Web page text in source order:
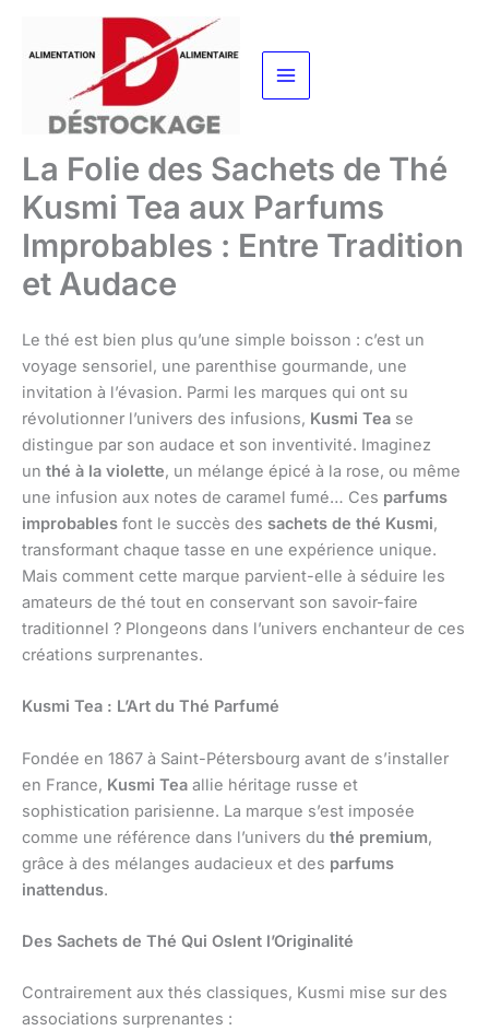
contenu
La Folie des Sachets de Thé
Kusmi Tea aux Parfums
Improbables : Entre Tradition
et Audace
Le thé est bien plus qu’une simple boisson : c’est un
voyage sensoriel, une parenthise gourmande, une
invitation à l’évasion. Parmi les marques qui ont su
révolutionner l’univers des infusions, Kusmi Tea se
distingue par son audace et son inventivité. Imaginez
un thé à la violette, un mélange épicé à la rose, ou même
une infusion aux notes de caramel fumé… Ces parfums
improbables font le succès des sachets de thé Kusmi,
transformant chaque tasse en une expérience unique.
Mais comment cette marque parvient-elle à séduire les
amateurs de thé tout en conservant son savoir-faire
traditionnel ? Plongeons dans l’univers enchanteur de ces
créations surprenantes.
Kusmi Tea : L’Art du Thé Parfumé
Fondée en 1867 à Saint-Pétersbourg avant de s’installer
en France, Kusmi Tea allie héritage russe et
sophistication parisienne. La marque s’est imposée
comme une référence dans l’univers du thé premium,
grâce à des mélanges audacieux et des parfums
inattendus.
Des Sachets de Thé Qui Oslent l’Originalité
Contrairement aux thés classiques, Kusmi mise sur des
associations surprenantes :